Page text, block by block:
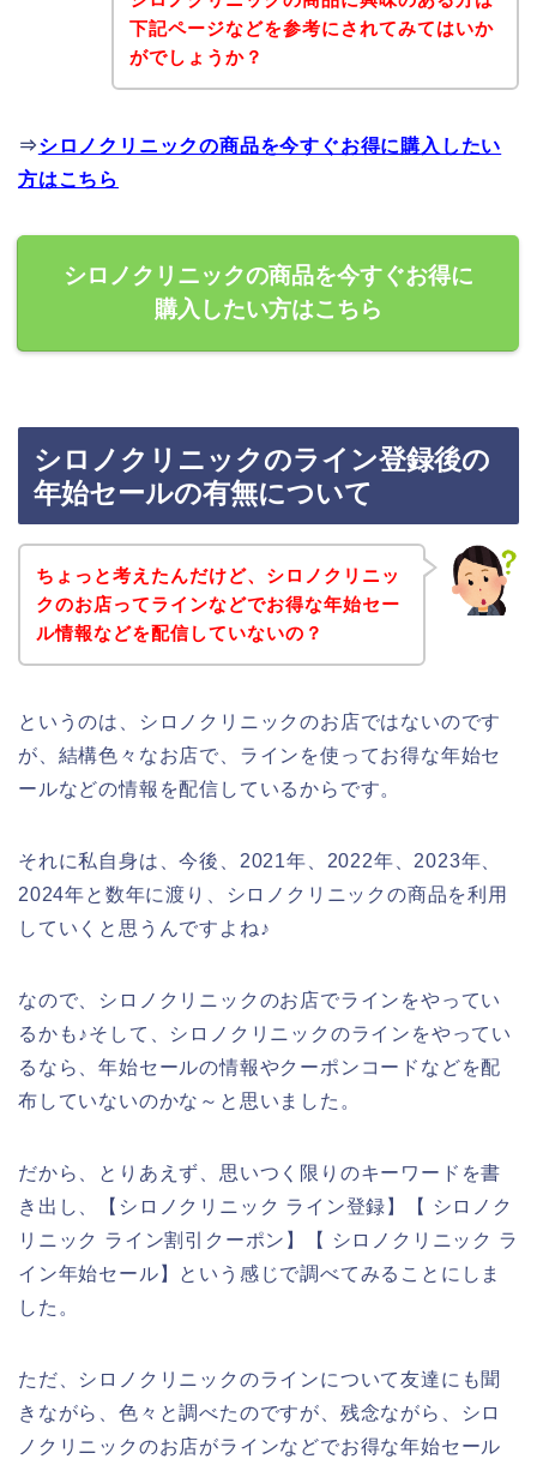
下記ページなどを参考にされてみてはいか
がでしょうか？
⇒シロノクリニックの商品を今すぐお得に購入したい
方はこちら
シロノクリニックの商品を今すぐお得に
購入したい方はこちら
シロノクリニックのライン登録後の
年始セールの有無について
ちょっと考えたんだけど、シロノクリニッ
クのお店ってラインなどでお得な年始セー
ル情報などを配信していないの？
というのは、シロノクリニックのお店ではないのです
が、結構色々なお店で、ラインを使ってお得な年始セ
ールなどの情報を配信しているからです。
それに私自身は、今後、2021年、2022年、2023年、
2024年と数年に渡り、シロノクリニックの商品を利用
していくと思うんですよね♪
なので、シロノクリニックのお店でラインをやってい
るかも♪そして、シロノクリニックのラインをやってい
るなら、年始セールの情報やクーポンコードなどを配
布していないのかな～と思いました。
だから、とりあえず、思いつく限りのキーワードを書
き出し、【シロノクリニック ライン登録】【 シロノク
リニック ライン割引クーポン】【 シロノクリニック ラ
イン年始セール】という感じで調べてみることにしま
した。
ただ、シロノクリニックのラインについて友達にも聞
きながら、色々と調べたのですが、残念ながら、シロ
ノクリニックのお店がラインなどでお得な年始セール